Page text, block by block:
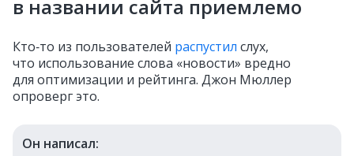
в названии сайта приемлемо
Кто‑то из пользователей распустил слух,
что использование слова «новости» вредно
для оптимизации и рейтинга. Джон Мюллер
опроверг это.
Он написал: